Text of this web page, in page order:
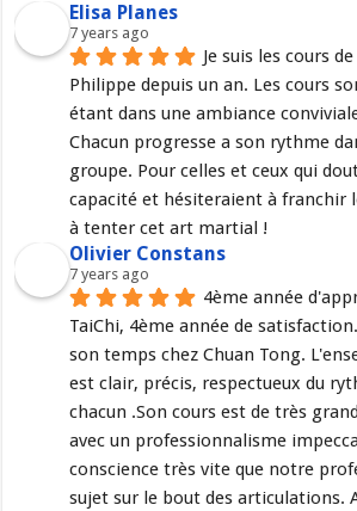
Elisa Planes
7 years ago
Je suis les cours
Philippe depuis un an. Les cours
étant dans une ambiance
Chacun progresse a son rythme
groupe. Pour celles et ceux qui
capacité et hésiteraient à franchir
à tenter cet art martial !
Olivier Constans
7 years ago
4ème année
TaiChi, 4ème année de
son temps chez Chuan Tong.
est clair, précis, respectueux du
chacun .Son cours est de très
avec un professionnalisme
conscience très vite que notre
sujet sur le bout des articulations.